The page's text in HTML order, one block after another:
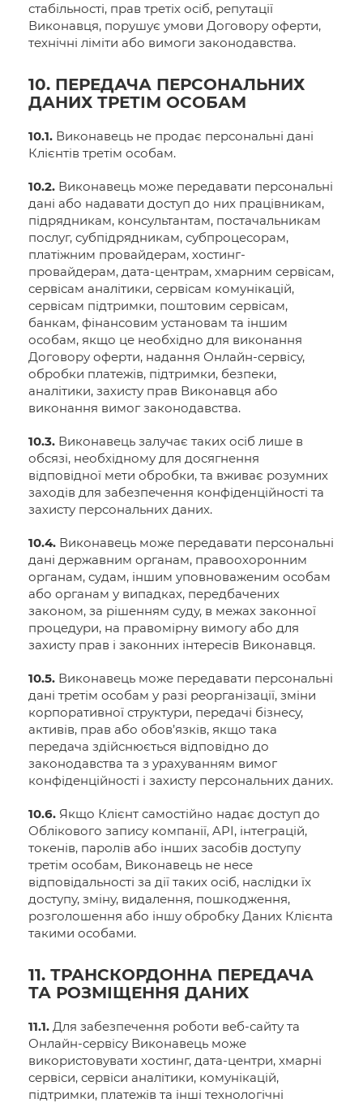
стабільності, прав третіх осіб, репутації
Виконавця, порушує умови Договору оферти,
технічні ліміти або вимоги законодавства.
10. ПЕРЕДАЧА ПЕРСОНАЛЬНИХ
ДАНИХ ТРЕТІМ ОСОБАМ
10.1. Виконавець не продає персональні дані
Клієнтів третім особам.
10.2. Виконавець може передавати персональні
дані або надавати доступ до них працівникам,
підрядникам, консультантам, постачальникам
послуг, субпідрядникам, субпроцесорам,
платіжним провайдерам, хостинг-
провайдерам, дата-центрам, хмарним сервісам,
сервісам аналітики, сервісам комунікацій,
сервісам підтримки, поштовим сервісам,
банкам, фінансовим установам та іншим
особам, якщо це необхідно для виконання
Договору оферти, надання Онлайн-сервісу,
обробки платежів, підтримки, безпеки,
аналітики, захисту прав Виконавця або
виконання вимог законодавства.
10.3. Виконавець залучає таких осіб лише в
обсязі, необхідному для досягнення
відповідної мети обробки, та вживає розумних
заходів для забезпечення конфіденційності та
захисту персональних даних.
10.4. Виконавець може передавати персональні
дані державним органам, правоохоронним
органам, судам, іншим уповноваженим особам
або органам у випадках, передбачених
законом, за рішенням суду, в межах законної
процедури, на правомірну вимогу або для
захисту прав і законних інтересів Виконавця.
10.5. Виконавець може передавати персональні
дані третім особам у разі реорганізації, зміни
корпоративної структури, передачі бізнесу,
активів, прав або обов’язків, якщо така
передача здійснюється відповідно до
законодавства та з урахуванням вимог
конфіденційності і захисту персональних даних.
10.6. Якщо Клієнт самостійно надає доступ до
Облікового запису компанії, API, інтеграцій,
токенів, паролів або інших засобів доступу
третім особам, Виконавець не несе
відповідальності за дії таких осіб, наслідки їх
доступу, зміну, видалення, пошкодження,
розголошення або іншу обробку Даних Клієнта
такими особами.
11. ТРАНСКОРДОННА ПЕРЕДАЧА
ТА РОЗМІЩЕННЯ ДАНИХ
11.1. Для забезпечення роботи веб-сайту та
Онлайн-сервісу Виконавець може
використовувати хостинг, дата-центри, хмарні
сервіси, сервіси аналітики, комунікацій,
підтримки, платежів та інші технологічні